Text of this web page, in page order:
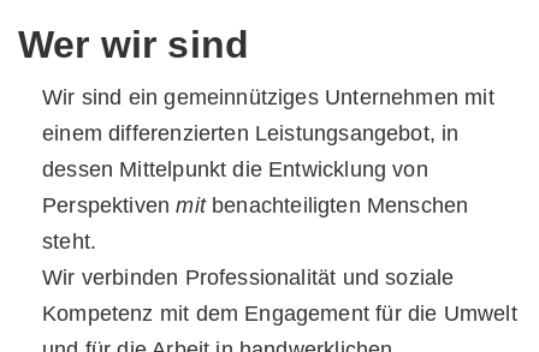
Wer wir sind
Wir sind ein gemeinnütziges Unternehmen mit
einem differenzierten Leistungsangebot, in
dessen Mittelpunkt die Entwicklung von
Perspektivenmitbenachteiligten Menschen
steht.
Wir verbinden Professionalität und soziale
Kompetenz mit dem Engagement für die Umwelt